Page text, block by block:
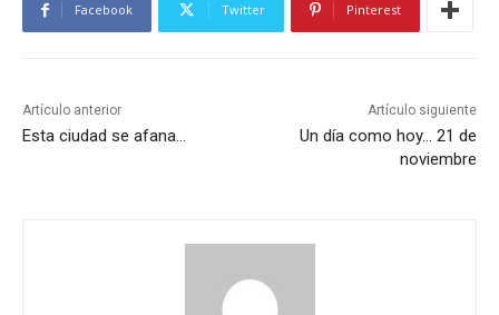
Facebook Twitter Pinterest
Artículo anterior
Esta ciudad se afana…
Artículo siguiente
Un día como hoy… 21 de
noviembre